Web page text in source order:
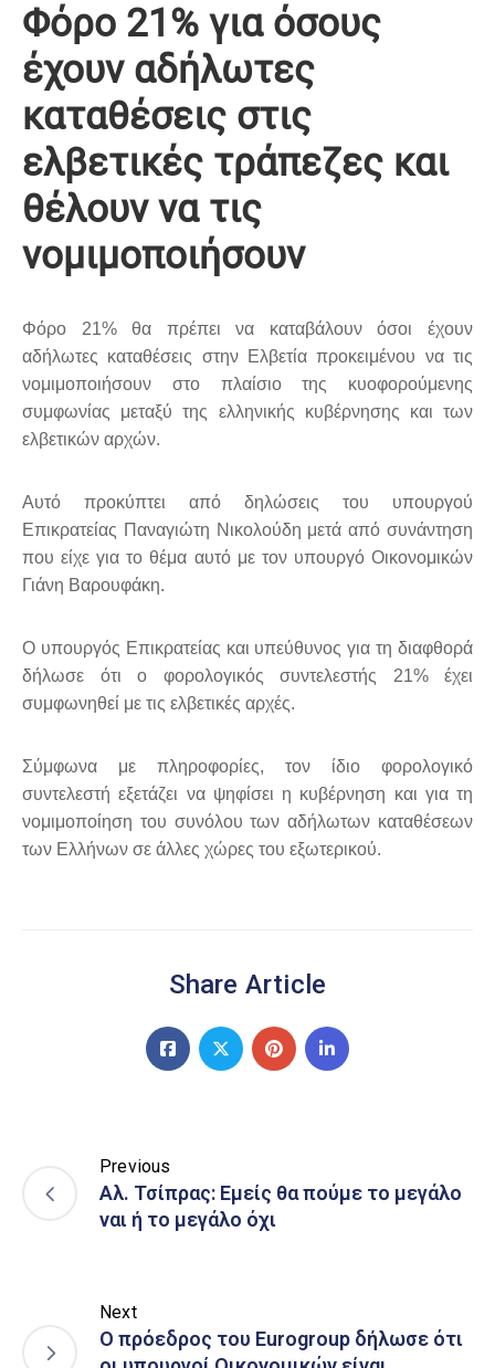
Φόρο 21% για όσους
έχουν αδήλωτες
καταθέσεις στις
ελβετικές τράπεζες και
θέλουν να τις
νομιμοποιήσουν
Φόρο 21% θα πρέπει να καταβάλουν όσοι έχουν
αδήλωτες καταθέσεις στην Ελβετία προκειμένου να τις
νομιμοποιήσουν στο πλαίσιο της κυοφορούμενης
συμφωνίας μεταξύ της ελληνικής κυβέρνησης και των
ελβετικών αρχών.
Αυτό προκύπτει από δηλώσεις του υπουργού
Επικρατείας Παναγιώτη Νικολούδη μετά από συνάντηση
που είχε για το θέμα αυτό με τον υπουργό Οικονομικών
Γιάνη Βαρουφάκη.
Ο υπουργός Επικρατείας και υπεύθυνος για τη διαφθορά
δήλωσε ότι ο φορολογικός συντελεστής 21% έχει
συμφωνηθεί με τις ελβετικές αρχές.
Σύμφωνα με πληροφορίες, τον ίδιο φορολογικό
συντελεστή εξετάζει να ψηφίσει η κυβέρνηση και για τη
νομιμοποίηση του συνόλου των αδήλωτων καταθέσεων
των Ελλήνων σε άλλες χώρες του εξωτερικού.
Share Article
Previous
Αλ. Τσίπρας: Εμείς θα πούμε το μεγάλο
ναι ή το μεγάλο όχι
Next
Ο πρόεδρος του Eurogroup δήλωσε ότι